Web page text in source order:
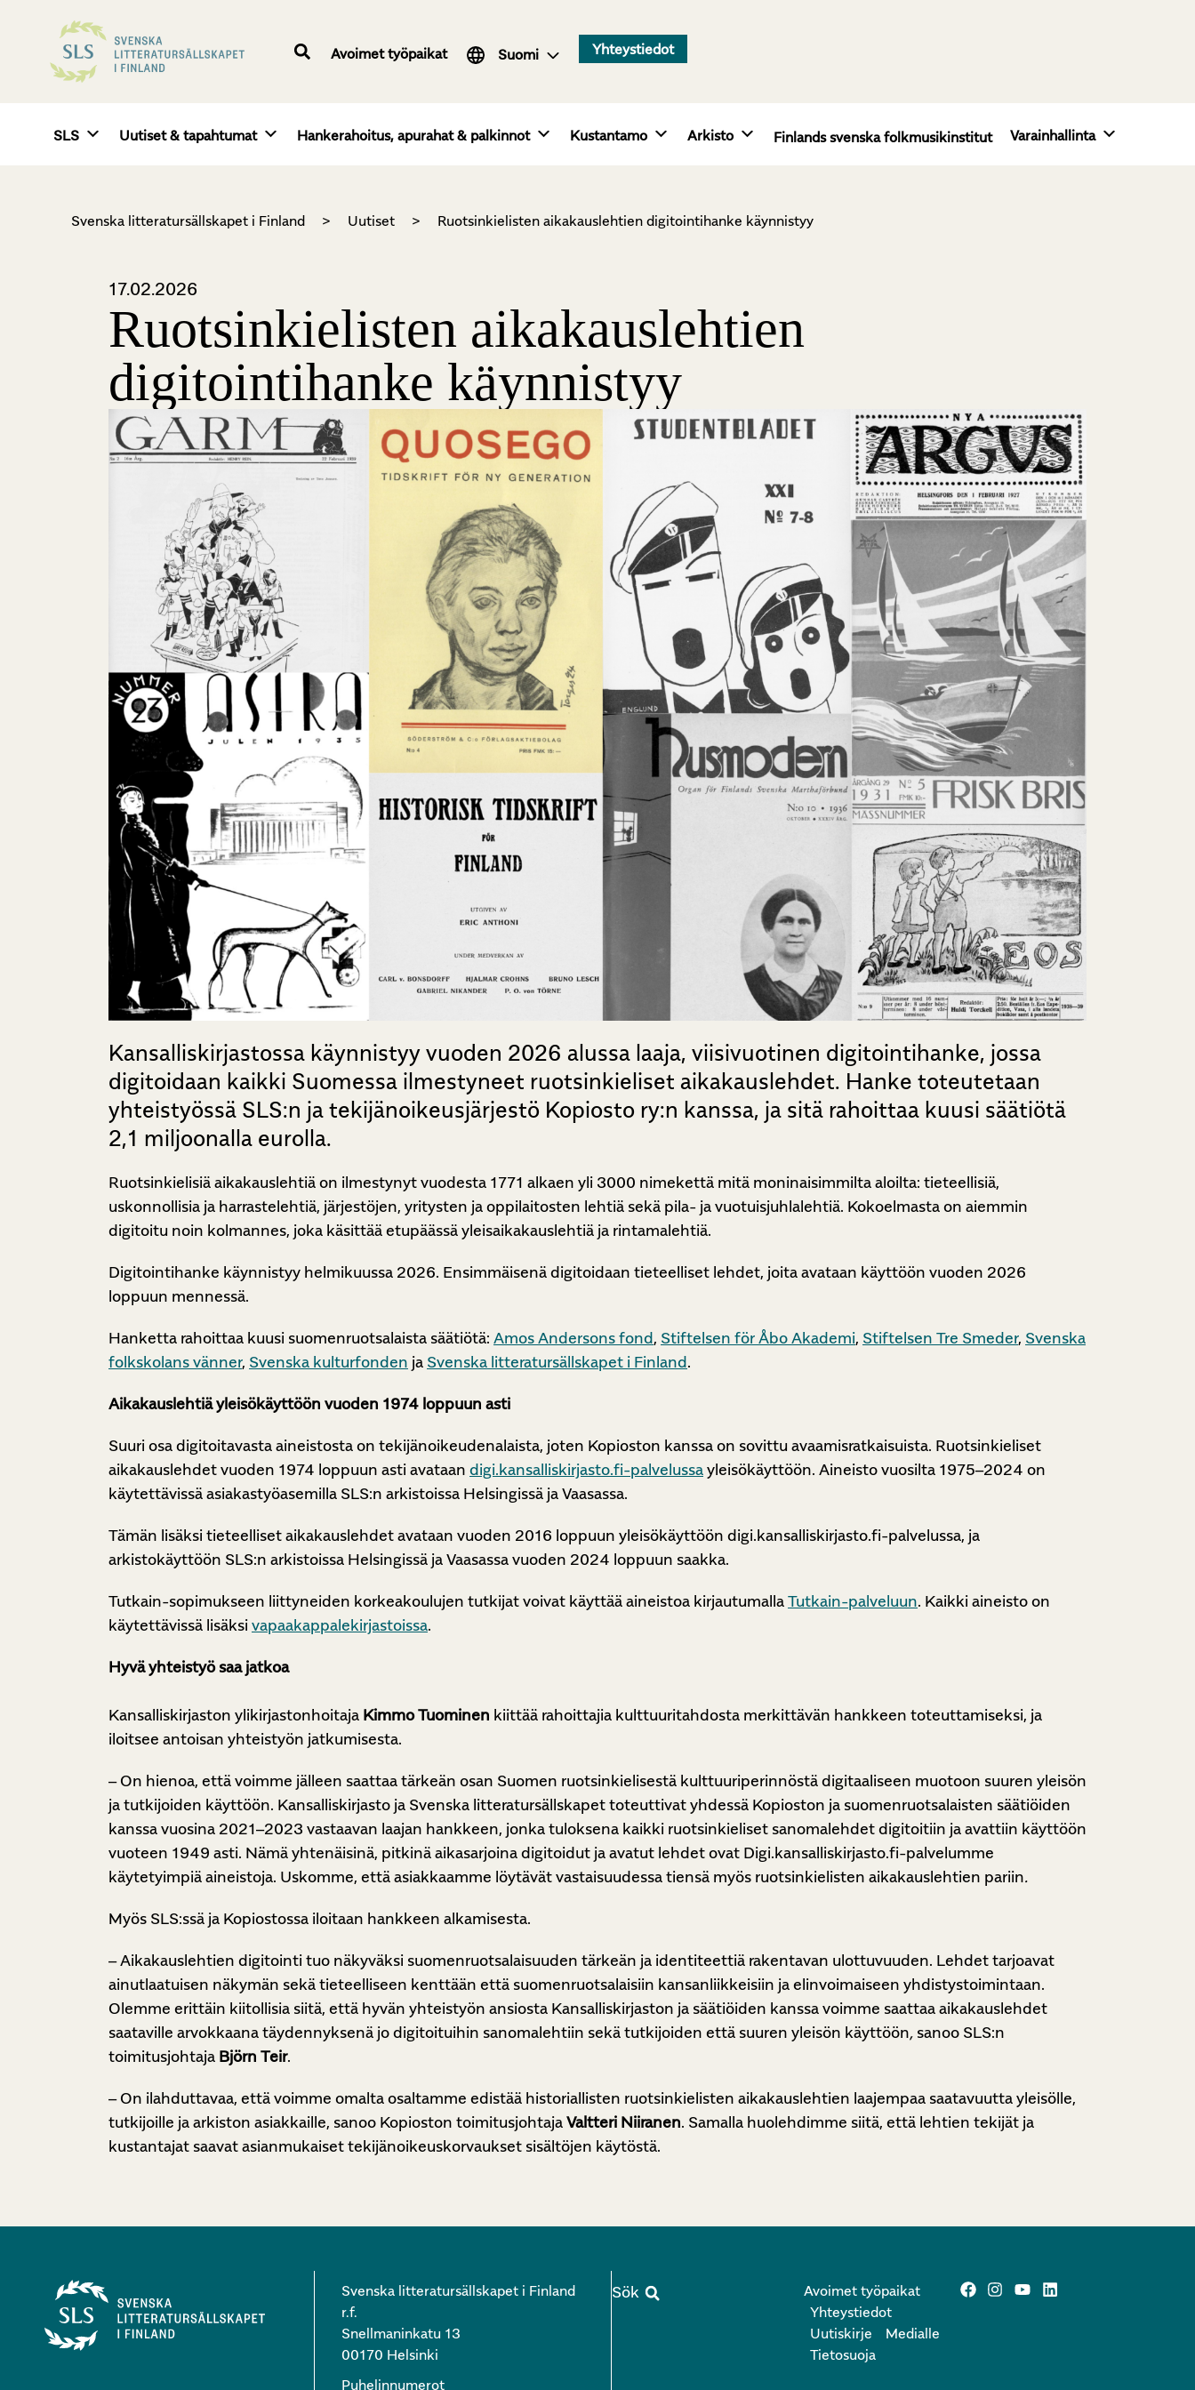
Avoimet työpaikat Suomi
English Yhteystiedot
SLS Uutiset & tapahtumat Hankerahoitus, apurahat & palkinnot Kustantamo Arkisto Finlands svenska folkmusikinstitut Varainhallinta
Svenska litteratursällskapet i Finland > Uutiset > Ruotsinkielisten aikakauslehtien digitointihanke käynnistyy
17.02.2026
Ruotsinkielisten aikakauslehtien
digitointihanke käynnistyy
Kansalliskirjastossa käynnistyy vuoden 2026 alussa laaja, viisivuotinen digitointihanke, jossa
digitoidaan kaikki Suomessa ilmestyneet ruotsinkieliset aikakauslehdet. Hanke toteutetaan
yhteistyössä SLS:n ja tekijänoikeusjärjestö Kopiosto ry:n kanssa, ja sitä rahoittaa kuusi säätiötä
2,1 miljoonalla eurolla.
Ruotsinkielisiä aikakauslehtiä on ilmestynyt vuodesta 1771 alkaen yli 3000 nimekettä mitä moninaisimmilta aloilta: tieteellisiä,
uskonnollisia ja harrastelehtiä, järjestöjen, yritysten ja oppilaitosten lehtiä sekä pila- ja vuotuisjuhlalehtiä. Kokoelmasta on aiemmin
digitoitu noin kolmannes, joka käsittää etupäässä yleisaikakauslehtiä ja rintamalehtiä.
Digitointihanke käynnistyy helmikuussa 2026. Ensimmäisenä digitoidaan tieteelliset lehdet, joita avataan käyttöön vuoden 2026
loppuun mennessä.
Hanketta rahoittaa kuusi suomenruotsalaista säätiötä: Amos Andersons fond, Stiftelsen för Åbo Akademi, Stiftelsen Tre Smeder, Svenska
folkskolans vänner, Svenska kulturfonden ja Svenska litteratursällskapet i Finland.
Aikakauslehtiä yleisökäyttöön vuoden 1974 loppuun asti
Suuri osa digitoitavasta aineistosta on tekijänoikeudenalaista, joten Kopioston kanssa on sovittu avaamisratkaisuista. Ruotsinkieliset
aikakauslehdet vuoden 1974 loppuun asti avataan digi.kansalliskirjasto.fi-palvelussayleisökäyttöön. Aineisto vuosilta 1975–2024 on
käytettävissä asiakastyöasemilla SLS:n arkistoissa Helsingissä ja Vaasassa.
Tämän lisäksi tieteelliset aikakauslehdet avataan vuoden 2016 loppuun yleisökäyttöön digi.kansalliskirjasto.fi-palvelussa, ja
arkistokäyttöön SLS:n arkistoissa Helsingissä ja Vaasassa vuoden 2024 loppuun saakka.
Tutkain-sopimukseen liittyneiden korkeakoulujen tutkijat voivat käyttää aineistoa kirjautumallaTutkain-palveluun. Kaikki aineisto on
käytettävissä lisäksivapaakappalekirjastoissa.
Hyvä yhteistyö saa jatkoa
Kansalliskirjaston ylikirjastonhoitaja Kimmo Tuominen kiittää rahoittajia kulttuuritahdosta merkittävän hankkeen toteuttamiseksi, ja
iloitsee antoisan yhteistyön jatkumisesta.
– On hienoa, että voimme jälleen saattaa tärkeän osan Suomen ruotsinkielisestä kulttuuriperinnöstä digitaaliseen muotoon suuren yleisön
ja tutkijoiden käyttöön. Kansalliskirjasto ja Svenska litteratursällskapet toteuttivat yhdessä Kopioston ja suomenruotsalaisten säätiöiden
kanssa vuosina 2021–2023 vastaavan laajan hankkeen, jonka tuloksena kaikki ruotsinkieliset sanomalehdet digitoitiin ja avattiin käyttöön
vuoteen 1949 asti. Nämä yhtenäisinä, pitkinä aikasarjoina digitoidut ja avatut lehdet ovat Digi.kansalliskirjasto.fi-palvelumme
käytetyimpiä aineistoja. Uskomme, että asiakkaamme löytävät vastaisuudessa tiensä myös ruotsinkielisten aikakauslehtien pariin.
Myös SLS:ssä ja Kopiostossa iloitaan hankkeen alkamisesta.
– Aikakauslehtien digitointi tuo näkyväksi suomenruotsalaisuuden tärkeän ja identiteettiä rakentavan ulottuvuuden. Lehdet tarjoavat
ainutlaatuisen näkymän sekä tieteelliseen kenttään että suomenruotsalaisiin kansanliikkeisiin ja elinvoimaiseen yhdistystoimintaan.
Olemme erittäin kiitollisia siitä, että hyvän yhteistyön ansiosta Kansalliskirjaston ja säätiöiden kanssa voimme saattaa aikakauslehdet
saataville arvokkaana täydennyksenä jo digitoituihin sanomalehtiin sekä tutkijoiden että suuren yleisön käyttöön, sanoo SLS:n
toimitusjohtaja Björn Teir.
– On ilahduttavaa, että voimme omalta osaltamme edistää historiallisten ruotsinkielisten aikakauslehtien laajempaa saatavuutta yleisölle,
tutkijoille ja arkiston asiakkaille, sanoo Kopioston toimitusjohtajaValtteri Niiranen. Samalla huolehdimme siitä, että lehtien tekijät ja
kustantajat saavat asianmukaiset tekijänoikeuskorvaukset sisältöjen käytöstä.
Svenska litteratursällskapet i Finland
r.f.
Snellmaninkatu 13
00170 Helsinki
Puhelinnumerot
Avoimet työpaikat
Yhteystiedot
Uutiskirje
Medialle
Tietosuoja